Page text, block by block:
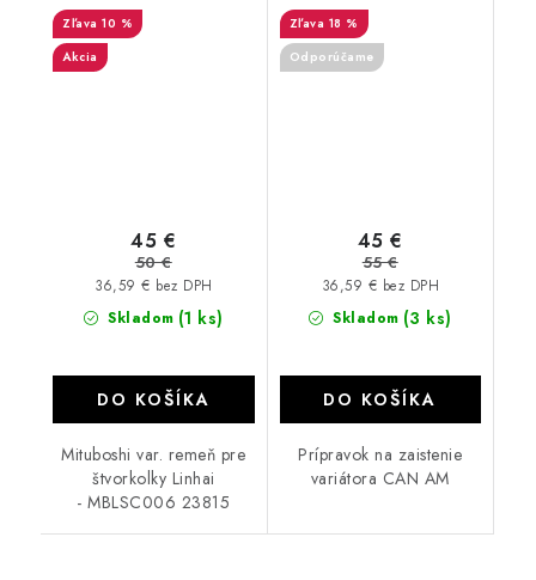
10 %
Akcia
Skladom (1 ks)
36,59 € bez DPH
45 €
50 €
DO KOŠÍKA
Mituboshi var. remeň pre
štvorkolky Linhai
- MBLSC006 23815
18 %
Odporúčame
Skladom (3 ks)
36,59 € bez DPH
45 €
55 €
DO KOŠÍKA
Prípravok na zaistenie
variátora CAN AM